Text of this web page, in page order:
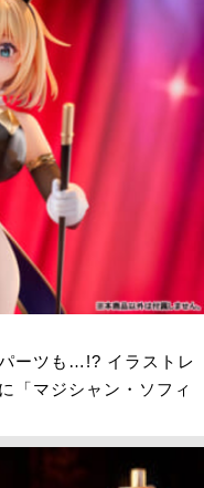
ーツも…!? イラストレ
「マジシャン・ソフィ